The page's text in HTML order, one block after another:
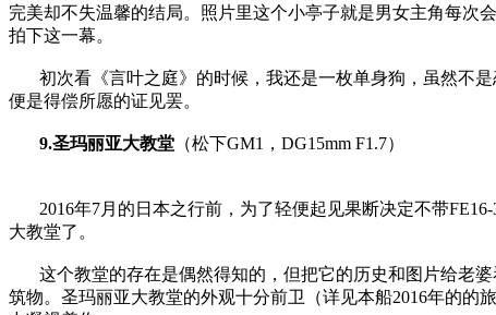
完美却不失温馨的结局。照片里这个小亭子就是男女主角每次
拍下这一幕。
初次看《言叶之庭》的时候，我还是一枚单身狗，虽然不
便是得偿所愿的证见罢。
9.圣玛丽亚大教堂 （松下GM1，DG15mm F1.7）
2016年7月的日本之行前，为了轻便起见果断决定不带
大教堂了。
这个教堂的存在是偶然得知的，但把它的历史和图片给老
筑物。圣玛丽亚大教堂的外观十分前卫（详见本船2016年的的